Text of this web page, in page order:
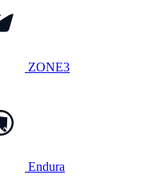
ZONE3
Endura